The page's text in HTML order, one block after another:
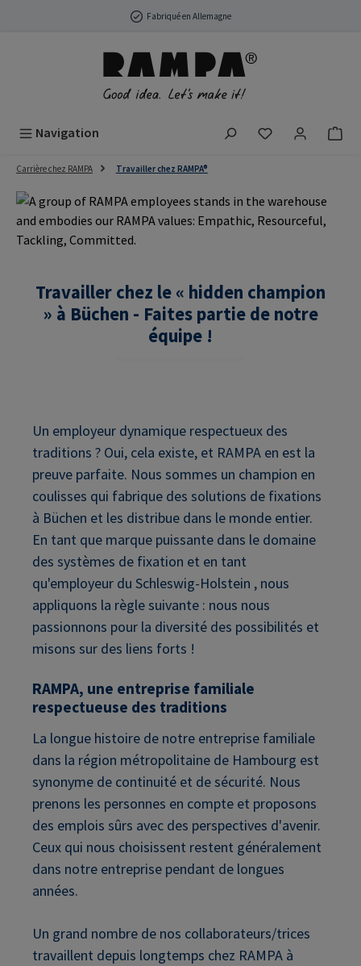
Passer au contenu principalFabriqué en Allemagne
Navigation Vous avez 0
Carrière chez RAMPA Travailler chez RAMPA®
Travailler chez le « hidden champion
» à Büchen - Faites partie de notre
équipe !
Un employeur dynamique respectueux des
traditions ? Oui, cela existe, et RAMPA en est la
preuve parfaite. Nous sommes un champion en
coulisses qui fabrique des solutions de fixations
à Büchen et les distribue dans le monde entier.
En tant que marque puissante dans le domaine
des systèmes de fixation et en tant
qu'employeur du Schleswig-Holstein , nous
appliquons la règle suivante : nous nous
passionnons pour la diversité des possibilités et
misons sur des liens forts !
RAMPA, une entreprise familiale
respectueuse des traditions
La longue histoire de notre entreprise familiale
dans la région métropolitaine de Hambourg est
synonyme de continuité et de sécurité. Nous
prenons les personnes en compte et proposons
des emplois sûrs avec des perspectives d'avenir.
Ceux qui nous choisissent restent généralement
dans notre entreprise pendant de longues
années.
Un grand nombre de nos collaborateurs/trices
travaillent depuis longtemps chez RAMPA à